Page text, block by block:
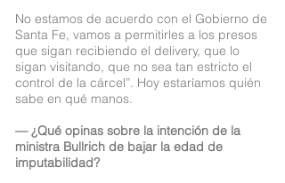
No estamos de acuerdo con el Gobierno de
Santa Fe, vamos a permitirles a los presos
que sigan recibiendo el delivery, que lo
sigan visitando, que no sea tan estricto el
control de la cárcel”. Hoy estaríamos quién
sabe en qué manos.
— ¿Qué opinas sobre la intención de la
ministra Bullrich de bajar la edad de
imputabilidad?